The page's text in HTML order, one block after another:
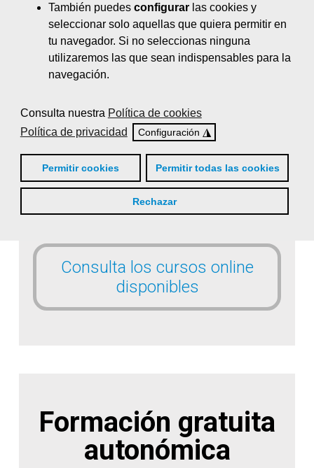
También puedes configurarlas cookies y
seleccionar solo aquellas que quiera permitir en
tu navegador. Si no seleccionas ninguna
utilizaremos las que sean indispensables para la
navegación.
Consulta nuestra Política de cookies
Política de privacidad
Configuración ◮
Permitir cookies Permitir todas las cookies
Rechazar
Transporte y logística
Formación gratuita
para
desempleados/as
Consulta los cursos online
disponibles
Formación gratuita
autonómica